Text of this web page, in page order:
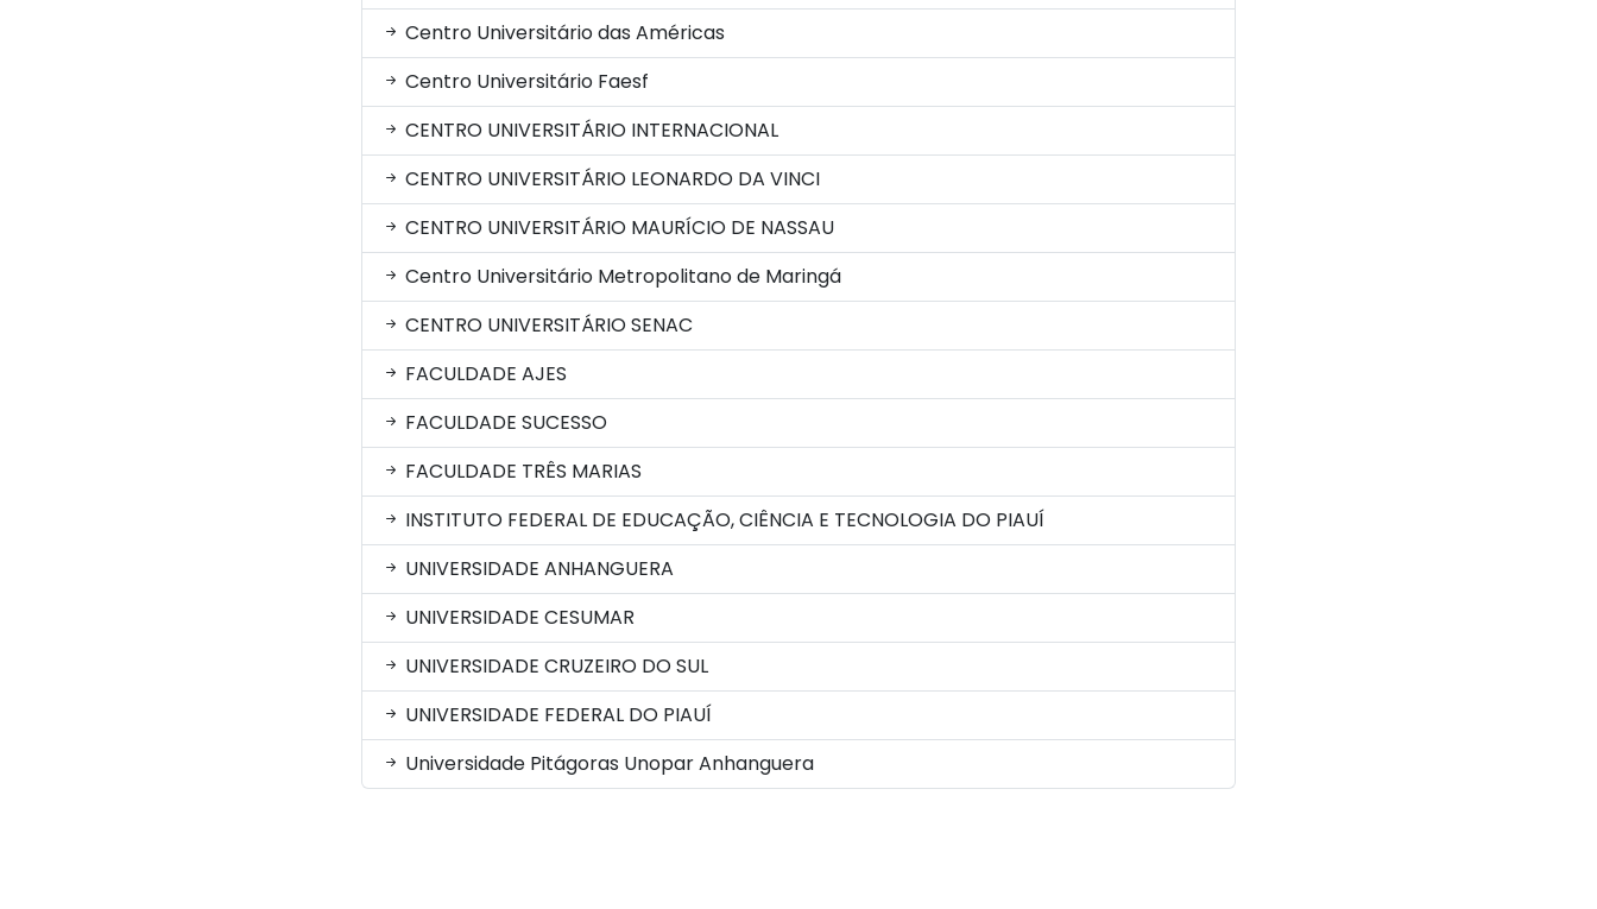
Centro Universitário das Américas
Centro Universitário Faesf
CENTRO UNIVERSITÁRIO INTERNACIONAL
CENTRO UNIVERSITÁRIO LEONARDO DA VINCI
CENTRO UNIVERSITÁRIO MAURÍCIO DE NASSAU
Centro Universitário Metropolitano de Maringá
CENTRO UNIVERSITÁRIO SENAC
FACULDADE AJES
FACULDADE SUCESSO
FACULDADE TRÊS MARIAS
INSTITUTO FEDERAL DE EDUCAÇÃO, CIÊNCIA E TECNOLOGIA DO PIAUÍ
UNIVERSIDADE ANHANGUERA
UNIVERSIDADE CESUMAR
UNIVERSIDADE CRUZEIRO DO SUL
UNIVERSIDADE FEDERAL DO PIAUÍ
Universidade Pitágoras Unopar Anhanguera